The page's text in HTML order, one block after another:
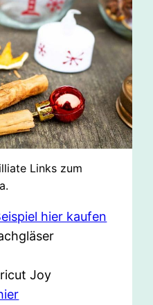
Links zum
hier kaufen
Joy